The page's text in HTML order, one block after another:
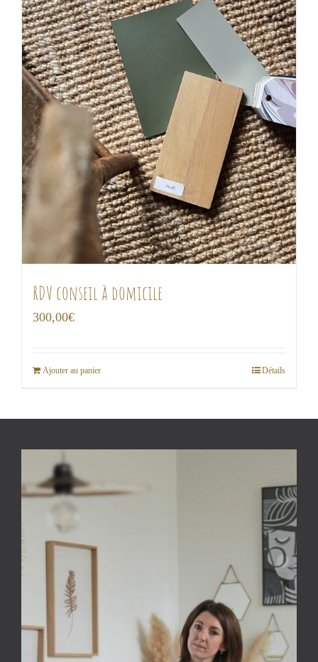
RDV conseil à domicile
300,00€
Ajouter au panier Détails